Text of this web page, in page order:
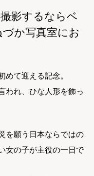
影するならベ
か写真室にお
めて迎える記念。
われ、ひな人形を飾っ
を願う日本ならではの
女の子が主役の一日で